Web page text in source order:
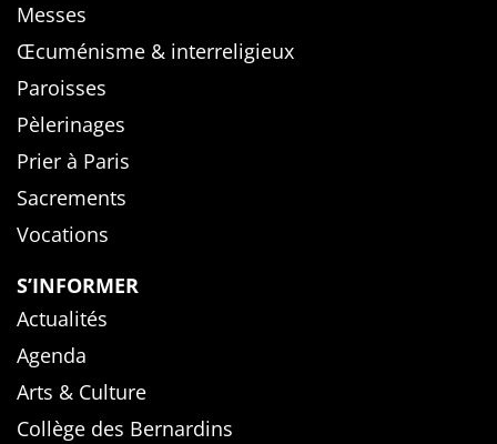
Messes
Œcuménisme & interreligieux
Paroisses
Pèlerinages
Prier à Paris
Sacrements
Vocations
S’INFORMER
Actualités
Agenda
Arts & Culture
Collège des Bernardins